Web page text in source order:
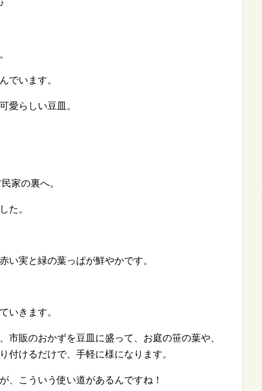
でいます。
愛らしい豆皿。
家の裏へ。
た。
い実と緑の葉っぱが鮮やかです。
いきます。
市販のおかずを豆皿に盛って、お庭の笹の葉や、
付けるだけで、手軽に様になります。
、こういう使い道があるんですね！